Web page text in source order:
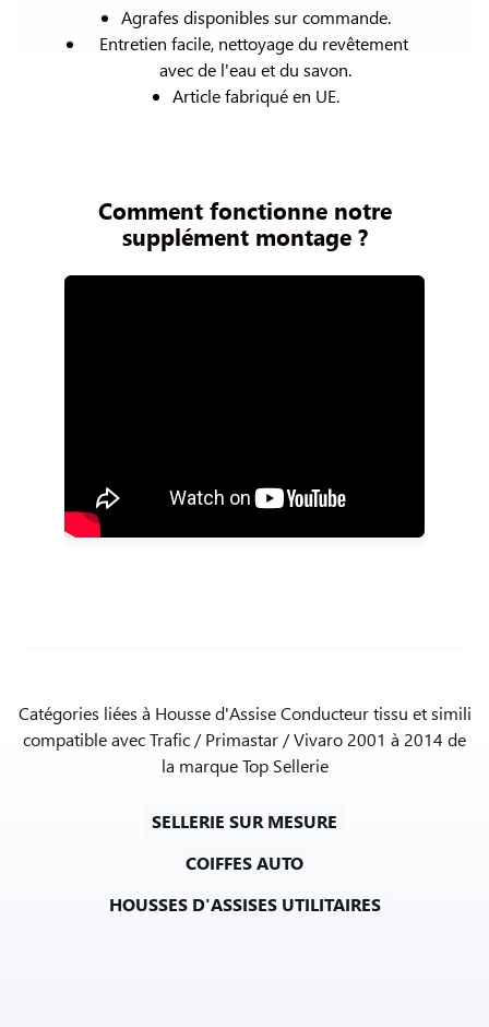
Agrafes disponibles sur commande.
Entretien facile, nettoyage du revêtement
avec de l'eau et du savon.
Article fabriqué en UE.
Comment fonctionne notre
supplément montage ?
Catégories liées à Housse d'Assise Conducteur tissu et simili
compatible avec Trafic / Primastar / Vivaro 2001 à 2014 de
la marque Top Sellerie
SELLERIE SUR MESURE
COIFFES AUTO
HOUSSES D'ASSISES UTILITAIRES